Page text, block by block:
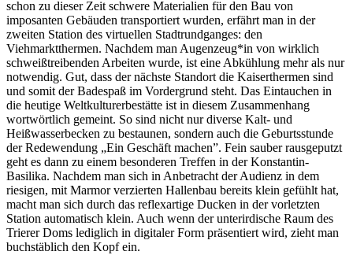
schon zu dieser Zeit schwere Materialien für den Bau von
imposanten Gebäuden transportiert wurden, erfährt man in der
zweiten Station des virtuellen Stadtrundganges: den
Viehmarktthermen. Nachdem man Augenzeug*in von wirklich
schweißtreibenden Arbeiten wurde, ist eine Abkühlung mehr als nur
notwendig. Gut, dass der nächste Standort die Kaiserthermen sind
und somit der Badespaß im Vordergrund steht. Das Eintauchen in
die heutige Weltkulturerbestätte ist in diesem Zusammenhang
wortwörtlich gemeint. So sind nicht nur diverse Kalt- und
Heißwasserbecken zu bestaunen, sondern auch die Geburtsstunde
der Redewendung „Ein Geschäft machen”. Fein sauber rausgeputzt
geht es dann zu einem besonderen Treffen in der Konstantin-
Basilika. Nachdem man sich in Anbetracht der Audienz in dem
riesigen, mit Marmor verzierten Hallenbau bereits klein gefühlt hat,
macht man sich durch das reflexartige Ducken in der vorletzten
Station automatisch klein. Auch wenn der unterirdische Raum des
Trierer Doms lediglich in digitaler Form präsentiert wird, zieht man
buchstäblich den Kopf ein.